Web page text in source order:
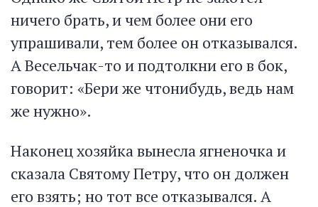
ничего брать, и чем более они его
упрашивали, тем более он отказывался.
А Весельчак-то и подтолкни его в бок,
говорит: «Бери же чтонибудь, ведь нам
же нужно».
Наконец хозяйка вынесла ягненочка и
сказала Святому Петру, что он должен
его взять; но тот все отказывался. А